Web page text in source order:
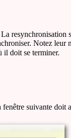
resynchronisation
Notez leur
il doit se terminer.
suivante doit